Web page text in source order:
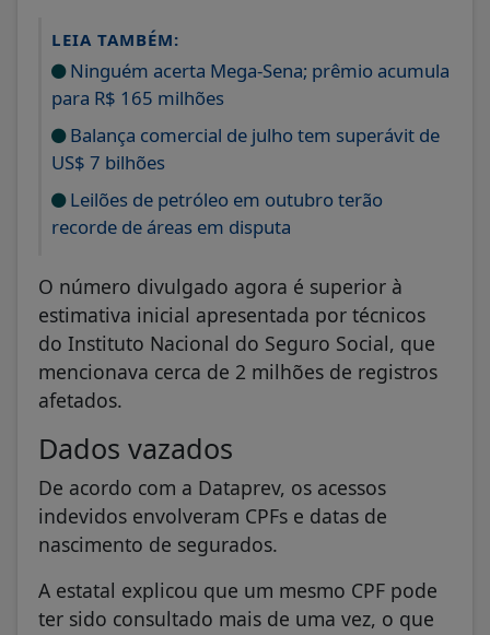
LEIA TAMBÉM:
Ninguém acerta Mega-Sena; prêmio acumula
para R$ 165 milhões
Balança comercial de julho tem superávit de
US$ 7 bilhões
Leilões de petróleo em outubro terão
recorde de áreas em disputa
O número divulgado agora é superior à
estimativa inicial apresentada por técnicos
do Instituto Nacional do Seguro Social, que
mencionava cerca de 2 milhões de registros
afetados.
Dados vazados
De acordo com a Dataprev, os acessos
indevidos envolveram CPFs e datas de
nascimento de segurados.
A estatal explicou que um mesmo CPF pode
ter sido consultado mais de uma vez, o que